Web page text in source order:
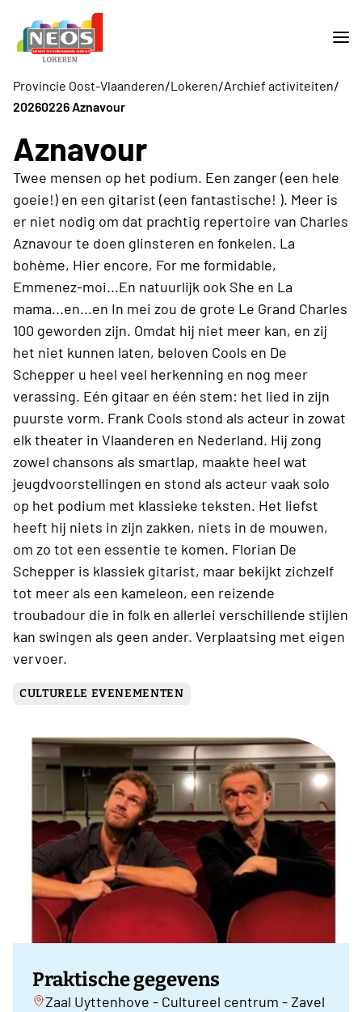
Provincie Oost-Vlaanderen/Lokeren/Archief activiteiten/
20260226 Aznavour
Aznavour
Twee mensen op het podium. Een zanger (een hele
goeie!) en een gitarist (een fantastische! ). Meer is
er niet nodig om dat prachtig repertoire van Charles
Aznavour te doen glinsteren en fonkelen. La
bohème, Hier encore, For me formidable,
Emmenez-moi...En natuurlijk ook She en La
mama...en...en In mei zou de grote Le Grand Charles
100 geworden zijn. Omdat hij niet meer kan, en zij
het niet kunnen laten, beloven Cools en De
Schepper u heel veel herkenning en nog meer
verassing. Eén gitaar en één stem: het lied in zijn
puurste vorm. Frank Cools stond als acteur in zowat
elk theater in Vlaanderen en Nederland. Hij zong
zowel chansons als smartlap, maakte heel wat
jeugdvoorstellingen en stond als acteur vaak solo
op het podium met klassieke teksten. Het liefst
heeft hij niets in zijn zakken, niets in de mouwen,
om zo tot een essentie te komen. Florian De
Schepper is klassiek gitarist, maar bekijkt zichzelf
tot meer als een kameleon, een reizende
troubadour die in folk en allerlei verschillende stijlen
kan swingen als geen ander. Verplaatsing met eigen
vervoer.
CULTURELE EVENEMENTEN
Praktische gegevens
Zaal Uyttenhove - Cultureel centrum - Zavel